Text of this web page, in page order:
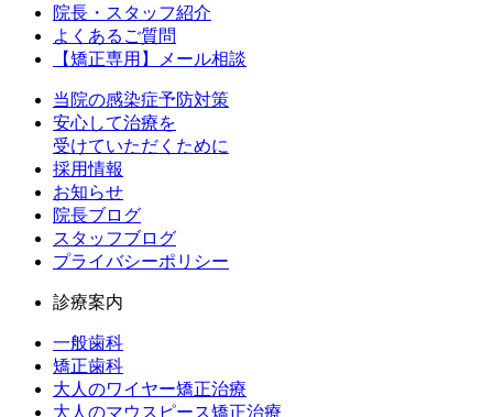
院長・スタッフ紹介
よくあるご質問
【矯正専用】メール相談
当院の感染症予防対策
安心して治療を
受けていただくために
採用情報
お知らせ
院長ブログ
スタッフブログ
プライバシーポリシー
診療案内
一般歯科
矯正歯科
大人のワイヤー矯正治療
大人のマウスピース矯正治療